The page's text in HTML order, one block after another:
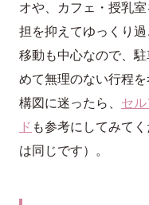
オや、カフェ・授乳
担を抑えてゆっくり
移動も中心なので、
めて無理のない行程
構図に迷ったら、 セ
ド も参考にしてみて
は同じです）。